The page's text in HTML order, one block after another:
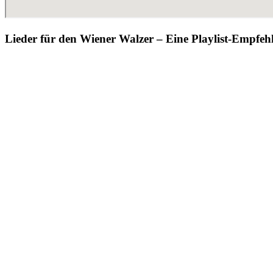
Lieder für den Wiener Walzer – Eine Playlist-